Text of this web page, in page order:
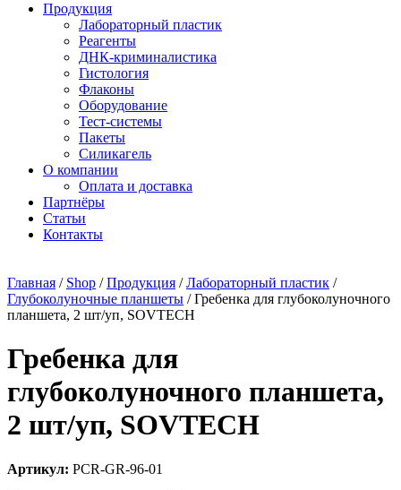
Продукция
Лабораторный пластик
Реагенты
ДНК-криминалистика
Гистология
Флаконы
Оборудование
Тест-системы
Пакеты
Силикагель
О компании
Оплата и доставка
Партнёры
Статьи
Контакты
Главная / Shop /Продукция /Лабораторный пластик /
Глубоколуночные планшеты /Гребенка для глубоколуночного
планшета, 2 шт/уп, SOVTECH
Гребенка для
глубоколуночного планшета,
2 шт/уп, SOVTECH
Артикул: PCR-GR-96-01